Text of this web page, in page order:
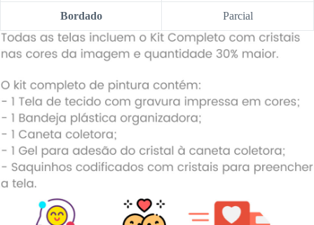
Bordado Parcial